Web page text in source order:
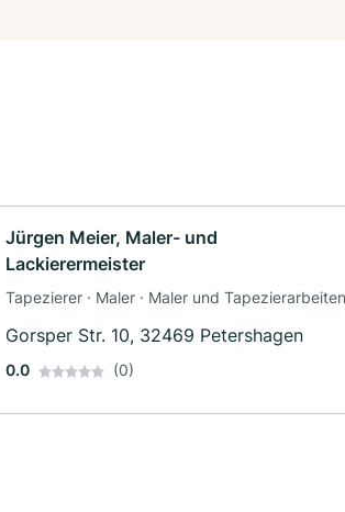
Jürgen Meier, Maler- und
Lackierermeister
Tapezierer · Maler · Maler und Tapezierarbeiten
Gorsper Str. 10, 32469 Petershagen
0.0 (0)